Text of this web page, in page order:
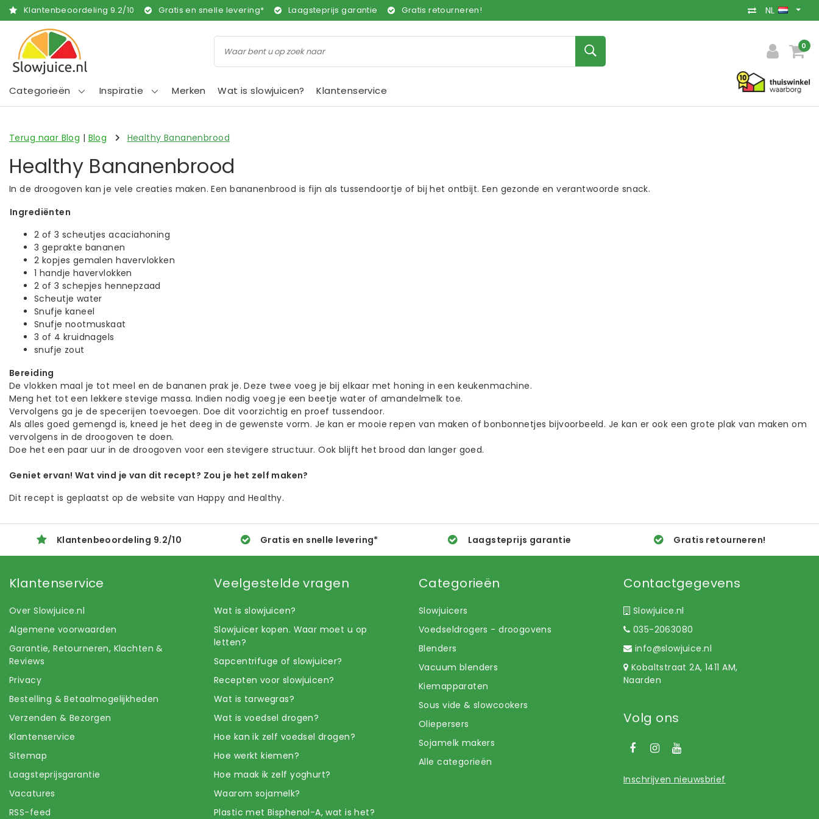
Klantenbeoordeling 9.2/10 Gratis en snelle levering* Laagsteprijs garantie Gratis retourneren! NL
0
Categorieën Inspiratie Merken Wat is slowjuicen? Klantenservice
Terug naar Blog | Blog Healthy Bananenbrood
Healthy Bananenbrood
In de droogoven kan je vele creaties maken. Een bananenbrood is fijn als tussendoortje of bij het ontbijt. Een gezonde en verantwoorde snack.
Ingrediënten
2 of 3 scheutjes acaciahoning
3 geprakte bananen
2 kopjes gemalen havervlokken
1 handje havervlokken
2 of 3 schepjes hennepzaad
Scheutje water
Snufje kaneel
Snufje nootmuskaat
3 of 4 kruidnagels
snufje zout
Bereiding
De vlokken maal je tot meel en de bananen prak je. Deze twee voeg je bij elkaar met honing in een keukenmachine.
Meng het tot een lekkere stevige massa. Indien nodig voeg je een beetje water of amandelmelk toe.
Vervolgens ga je de specerijen toevoegen. Doe dit voorzichtig en proef tussendoor.
Als alles goed gemengd is, kneed je het deeg in de gewenste vorm. Je kan er mooie repen van maken of bonbonnetjes bijvoorbeeld. Je kan er ook een grote plak van maken om
vervolgens in de droogoven te doen.
Doe het een paar uur in de droogoven voor een stevigere structuur. Ook blijft het brood dan langer goed.
Geniet ervan! Wat vind je van dit recept? Zou je het zelf maken?
Dit recept is geplaatst op de website van Happy and Healthy.
Klantenbeoordeling 9.2/10 Gratis en snelle levering* Laagsteprijs garantie Gratis retourneren!
Klantenservice
Over Slowjuice.nl
Algemene voorwaarden
Garantie, Retourneren, Klachten &
Reviews
Privacy
Bestelling & Betaalmogelijkheden
Verzenden & Bezorgen
Klantenservice
Sitemap
Laagsteprijsgarantie
Vacatures
RSS-feed
Veelgestelde vragen
Wat is slowjuicen?
Slowjuicer kopen. Waar moet u op
letten?
Sapcentrifuge of slowjuicer?
Recepten voor slowjuicen?
Wat is tarwegras?
Wat is voedsel drogen?
Hoe kan ik zelf voedsel drogen?
Hoe werkt kiemen?
Hoe maak ik zelf yoghurt?
Waarom sojamelk?
Plastic met Bisphenol-A, wat is het?
Categorieën
Slowjuicers
Voedseldrogers - droogovens
Blenders
Vacuum blenders
Kiemapparaten
Sous vide & slowcookers
Oliepersers
Sojamelk makers
Alle categorieën
Contactgegevens
Slowjuice.nl
035-2063080
info@slowjuice.nl
Kobaltstraat 2A, 1411 AM,
Naarden
Volg ons
Inschrijven nieuwsbrief